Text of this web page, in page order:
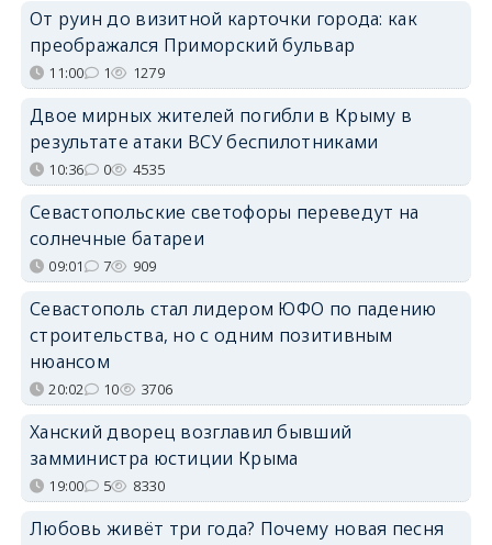
От руин до визитной карточки города: как
преображался Приморский бульвар
11:00 1 1279
Двое мирных жителей погибли в Крыму в
результате атаки ВСУ беспилотниками
10:36 0 4535
Севастопольские светофоры переведут на
солнечные батареи
09:01 7 909
Севастополь стал лидером ЮФО по падению
строительства, но с одним позитивным
нюансом
20:02 10 3706
Ханский дворец возглавил бывший
замминистра юстиции Крыма
19:00 5 8330
Любовь живёт три года? Почему новая песня